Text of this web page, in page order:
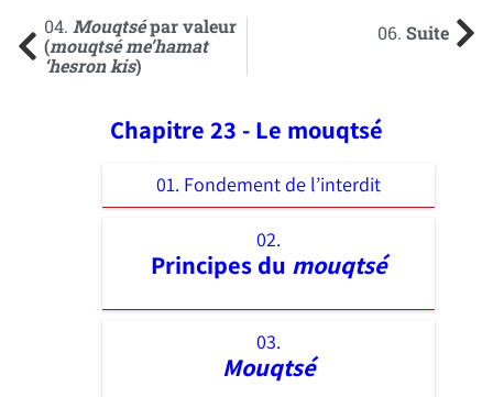
04. Mouqtsépar valeur
(mouqtsé me’hamat
‘hesron kis)
06. Suite
Chapitre 23 - Le mouqtsé
01. Fondement de l’interdit
02.
Principes du mouqtsé
03.
Mouqtsé